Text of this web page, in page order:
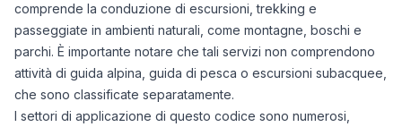
comprende la conduzione di escursioni, trekking e
passeggiate in ambienti naturali, come montagne, boschi e
parchi. È importante notare che tali servizi non comprendono
attività di guida alpina, guida di pesca o escursioni subacquee,
che sono classificate separatamente.
I settori di applicazione di questo codice sono numerosi,